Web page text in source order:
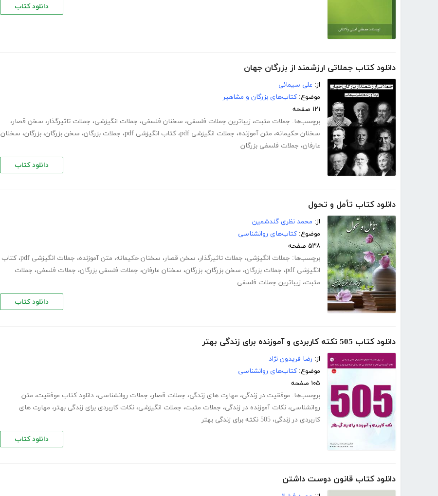
دانلود کتاب
دانلود کتاب جملاتی ارزشمند از بزرگان جهان
از: علی سیمائی
موضوع: کتاب‌های بزرگان و مشاهیر
۱۲۱ صفحه
برچسب‌ها: جملات مثبت، زیباترین جملات فلسفی، سخنان فلسفی، جملات انگیزشی، جملات تاثیرگذار، سخن قصار،
سخنان حکیمانه، متن آموزنده، جملات انگیزشی pdf ، کتاب انگیزشی pdf ، جملات بزرگان، سخن بزرگان، بزرگان، سخنان
عارفان، جملات فلسفی بزرگان
دانلود کتاب
دانلود کتاب تأمل و تحول
از: محمد نظری گندشمین
موضوع: کتاب‌های روانشناسی
۵۳۸ صفحه
برچسب‌ها: جملات انگیزشی، جملات تاثیرگذار، سخن قصار، سخنان حکیمانه، متن آموزنده، جملات انگیزشی pdf ، کتاب
انگیزشی pdf
، جملات بزرگان، سخن بزرگان، بزرگان، سخنان عارفان، جملات فلسفی بزرگان، جملات فلسفی، جملات
مثبت، زیباترین جملات فلسفی
دانلود کتاب
دانلود کتاب 505 نکته کاربردی و آموزنده برای زندگی بهتر
از: رضا فریدون نژاد
موضوع: کتاب‌های روانشناسی
۱۰۵ صفحه
برچسب‌ها: موفقیت در زندگی، مهارت های زندگی، جملات قصار، جملات روانشناسی، دانلود کتاب موفقیت، متن
روانشناسی، نکات آموزنده در زندگی، جملات مثبت، جملات انگیزشی، نکات کاربردی برای زندگی بهتر، مهارت های
کاربردی در زندگی، 505 نکته برای زندگی بهتر
دانلود کتاب
دانلود کتاب قانون دوست داشتن